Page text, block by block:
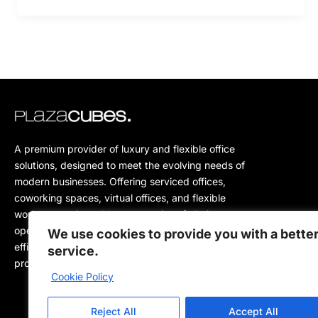
We use cookies to provide you with a better
service.
Cookie Policy
Reject All Accept All
A premium provider of luxury and flexible office
solutions, designed to meet the evolving needs of
modern businesses. Offering serviced offices,
coworking spaces, virtual offices, and flexible
workspaces, it enables companies of all sizes to
operate in a prestigious, comfortable, and highly
efficient business environment while supporting
productivity and growth.